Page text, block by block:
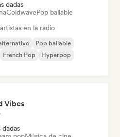
dadas
ColdwavePop bailable
en la radio
Pop bailable
French Pop
Hyperpop
Vibes